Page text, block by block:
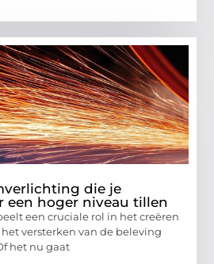
die je
een hoger niveau tillen
een cruciale rol in het creëren
versterken van de beleving
het nu gaat